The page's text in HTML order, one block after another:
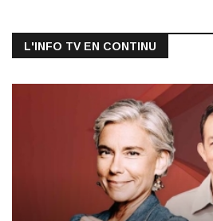
L'INFO TV EN CONTINU